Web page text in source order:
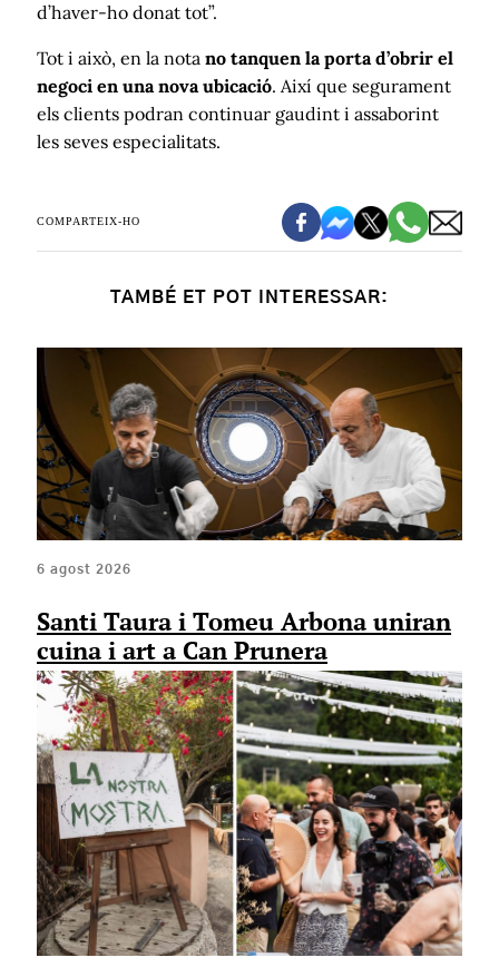
d’haver-ho donat tot”.
Tot i això, en la nota no tanquen la porta d’obrir el
negoci en una nova ubicació. Així que segurament
els clients podran continuar gaudint i assaborint
les seves especialitats.
COMPARTEIX-HO
TAMBÉ ET POT INTERESSAR:
6 agost 2026
Santi Taura i Tomeu Arbona uniran
cuina i art a Can Prunera